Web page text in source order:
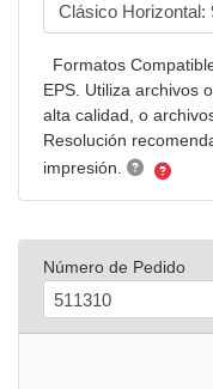
Formatos
EPS. Utiliza archivos
alta calidad, o
Resolución
impresión.
Número de Pedido